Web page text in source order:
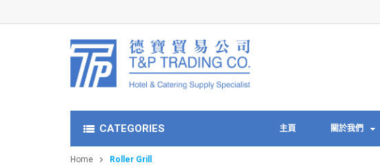
CATEGORIES 主頁 關於我們
Home Roller Grill